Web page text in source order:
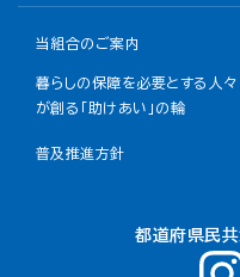
当組合のご案内
暮らしの保障を必要とする人々
が創る「助けあい」の輪
普及推進方針
都道府県民共